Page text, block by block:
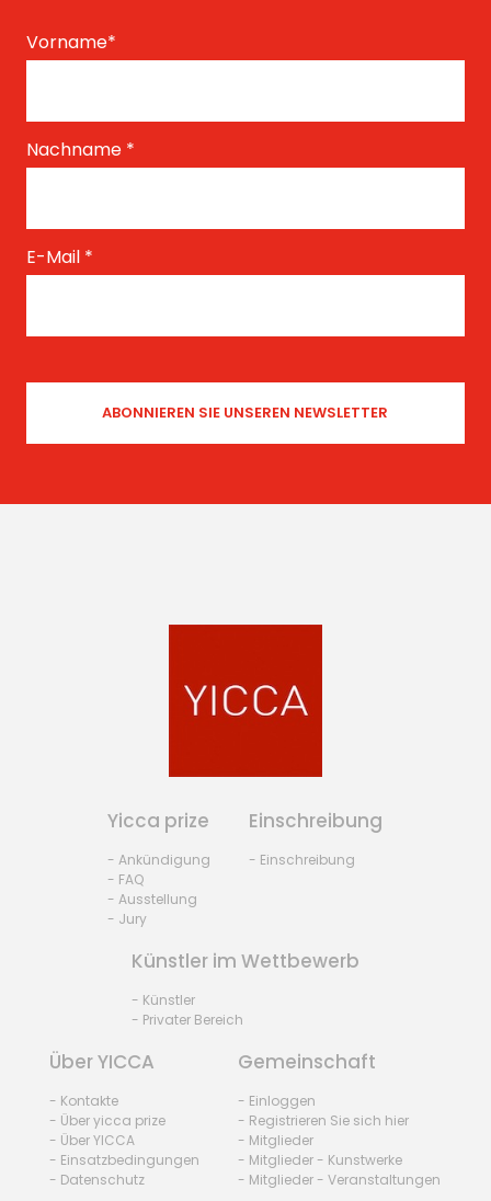
Vorname*
Nachname *
E-Mail *
Yicca prize
- Ankündigung
- FAQ
- Ausstellung
- Jury
Einschreibung
- Einschreibung
Künstler im Wettbewerb
- Künstler
- Privater Bereich
Über YICCA
- Kontakte
- Über yicca prize
- Über YICCA
- Einsatzbedingungen
- Datenschutz
Gemeinschaft
- Einloggen
- Registrieren Sie sich hier
- Mitglieder
- Mitglieder - Kunstwerke
- Mitglieder - Veranstaltungen